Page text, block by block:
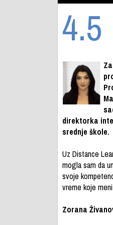
4.5
direktorka
srednje škole.
Uz Distance
mogla sam da
svoje
vreme koje
Zorana